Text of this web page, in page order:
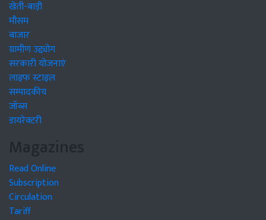
खेती-बाड़ी
मौसम
बाजार
ग्रामीण उद्द्योग
सरकारी योजनाएं
लाइफ स्टाइल
सम्पादकीय
जॉब्स
डायरेक्टरी
Magazines
Read Online
Subscription
Circulation
Tariff